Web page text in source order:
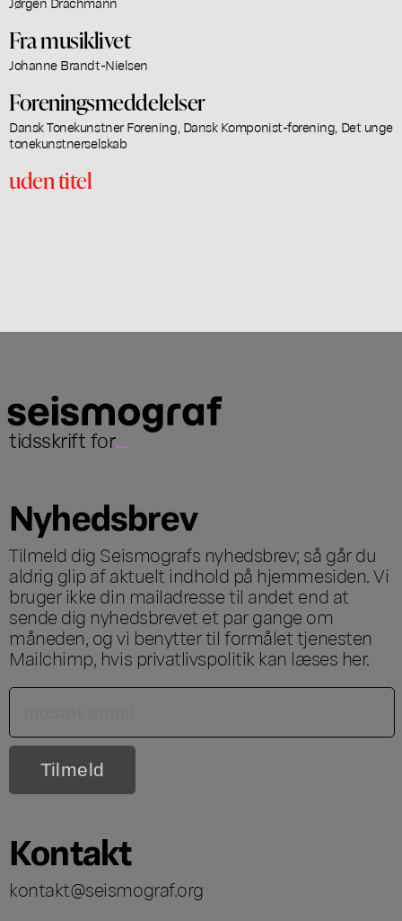
Fra musiklivet
Johanne Brandt-Nielsen
Foreningsmeddelelser
Dansk Tonekunstner Forening, Dansk Komponist-forening, Det unge
tonekunstnerselskab
uden titel
tidsskrift for...
Nyhedsbrev
Tilmeld dig Seismografs nyhedsbrev; så går du
aldrig glip af aktuelt indhold på hjemmesiden. Vi
bruger ikke din mailadresse til andet end at
sende dig nyhedsbrevet et par gange om
måneden, og vi benytter til formålet tjenesten
Mailchimp, hvis privatlivspolitik kan læses her.
Kontakt
kontakt@seismograf.org